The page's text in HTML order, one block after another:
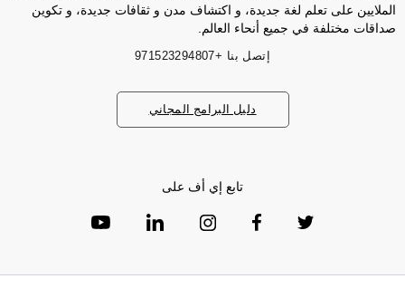
الملايين على تعلم لغة جديدة، و اكتشاف مدن و ثقافات جديدة، و تكوين
صداقات مختلفة في جميع أنحاء العالم.
إتصل بنا +971523294807
دليل البرامج المجاني
تابع إي أف على